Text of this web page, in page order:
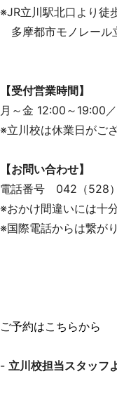
※JR立川駅北口より徒
多摩都市モノレール
【受付営業時間】
月～金 12:00～19:00
※立川校は休業日がご
【お問い合わせ】
電話番号 042（528
※おかけ間違いには十
※国際電話からは繋が
ご予約はこちらから
- 立川校担当スタッフ